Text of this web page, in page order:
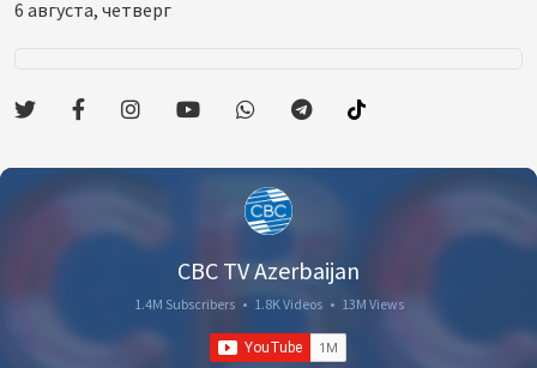
6 августа, четверг
CBC TV Azerbaijan
1.4M Subscribers • 1.8K Videos • 13M Views